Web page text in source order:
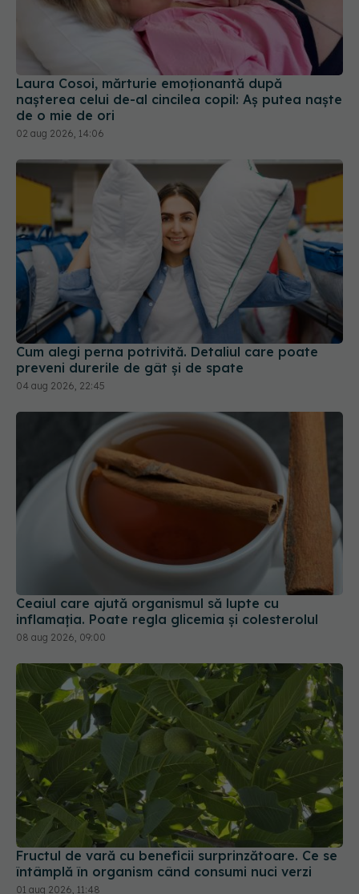
Laura Cosoi, mărturie emoționantă după
nașterea celui de-al cincilea copil: Aș putea naște
02 aug 2026, 14:06
Cum alegi perna potrivită. Detaliul care poate
preveni durerile de gât și de spate
04 aug 2026, 22:45
Ceaiul care ajută organismul să lupte cu
inflamația. Poate regla glicemia și colesterolul
Fructul de vară cu beneficii surprinzătoare. Ce se
întâmplă în organism când consumi nuci verzi
01 aug 2026, 11:48